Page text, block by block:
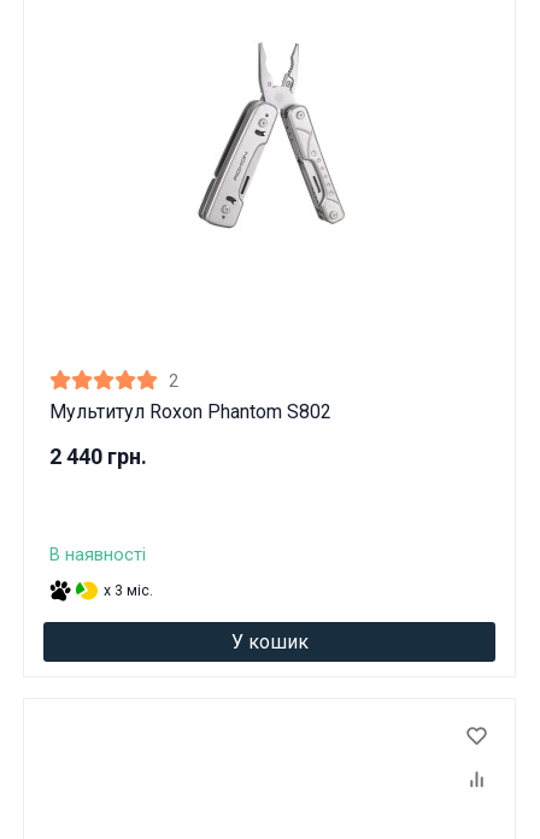
2
Мультитул Roxon Phantom S802
2 440 грн.
В наявності
x 3 міс.
У кошик